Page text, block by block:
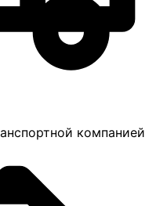
компанией